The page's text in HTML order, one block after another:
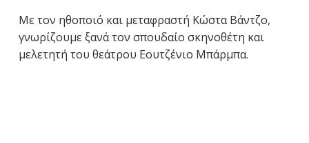
Με τον ηθοποιό και μεταφραστή Κώστα Βάντζο,
γνωρίζουμε ξανά τον σπουδαίο σκηνοθέτη και
μελετητή του θεάτρου Εουτζένιο Μπάρμπα.